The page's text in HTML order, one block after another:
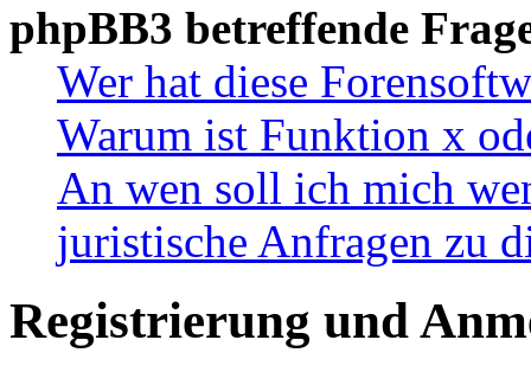
phpBB3 betreffende
Wer hat diese
Warum ist Funktion x
An wen soll ich mich
juristische Anfragen zu
Registrierung und